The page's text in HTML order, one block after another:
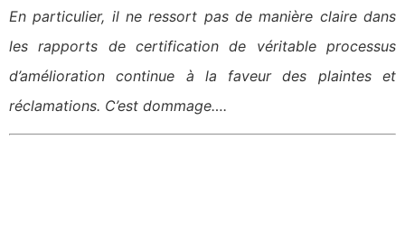
En particulier, il ne ressort pas de manière claire dans
les rapports de certification de véritable processus
d’amélioration continue à la faveur des plaintes et
réclamations. C’est dommage….